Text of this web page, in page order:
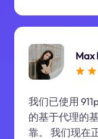
Max
我们已使用
的基于代理的
靠。 我们现在